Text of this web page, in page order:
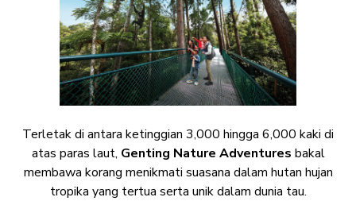
Terletak di antara ketinggian 3,000 hingga 6,000 kaki di
atas paras laut, Genting Nature Adventures bakal
membawa korang menikmati suasana dalam hutan hujan
tropika yang tertua serta unik dalam dunia tau.